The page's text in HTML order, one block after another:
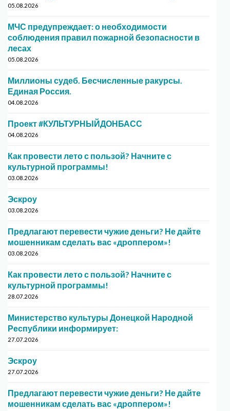
05.08.2026
МЧС предупреждает: о необходимости
соблюдения правил пожарной безопасности в
лесах
05.08.2026
Миллионы судеб. Бесчисленные ракурсы.
Единая Россия.
04.08.2026
Проект #КУЛЬТУРНЫЙДОНБАСС
04.08.2026
Как провести лето с пользой? Начните с
культурной программы!
03.08.2026
Эскроу
03.08.2026
Предлагают перевести чужие деньги? Не дайте
мошенникам сделать вас «дроппером»!
03.08.2026
Как провести лето с пользой? Начните с
культурной программы!
28.07.2026
Министерство культуры Донецкой Народной
Республики информирует:
27.07.2026
Эскроу
27.07.2026
Предлагают перевести чужие деньги? Не дайте
мошенникам сделать вас «дроппером»!